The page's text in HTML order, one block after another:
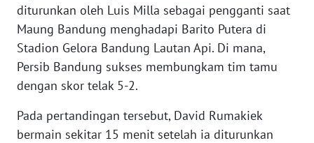
diturunkan oleh Luis Milla sebagai pengganti saat
Maung Bandung menghadapi Barito Putera di
Stadion Gelora Bandung Lautan Api. Di mana,
Persib Bandung sukses membungkam tim tamu
dengan skor telak 5-2.
Pada pertandingan tersebut, David Rumakiek
bermain sekitar 15 menit setelah ia diturunkan
PEDOMAN
MEDIA
KARIR